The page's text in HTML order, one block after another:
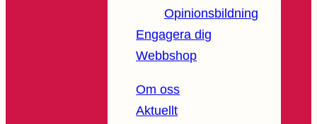
Opinionsbildning
Engagera dig
Webbshop
Om oss
Aktuellt